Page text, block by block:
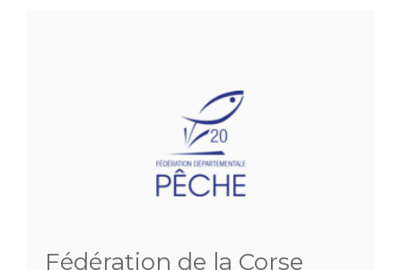
Fédération de la Corse